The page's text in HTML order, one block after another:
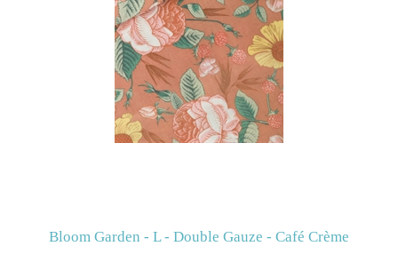
Bloom Garden - L - Double Gauze - Café Crème